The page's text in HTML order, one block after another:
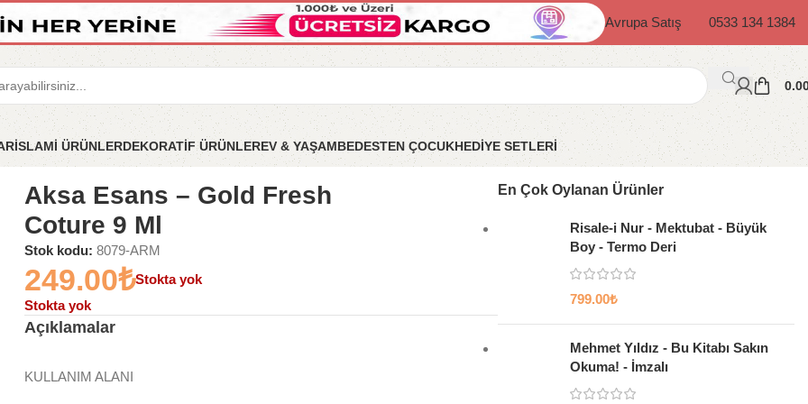
Avrupa Satış 0533 134 1384
İSLAMİ ÜRÜNLERDEKORATİF ÜRÜNLEREV & YAŞAMBEDESTEN ÇOCUKHEDİYE SETLERİ
Coture 9 Ml
Aksa Esans – Gold Fresh
Coture 9 Ml
Stok kodu: 8079-ARM
249.00₺Stokta yok
Stokta yok
Açıklamalar
KULLANIM ALANI
En Çok Oylanan Ürünler
Risale-i Nur - Mektubat - Büyük
Boy - Termo Deri
799.00₺
Mehmet Yıldız - Bu Kitabı Sakın
Okuma! - İmzalı